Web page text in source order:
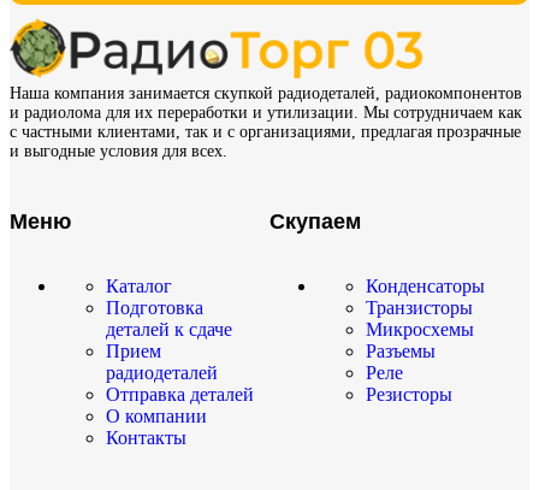
Наша компания занимается скупкой радиодеталей, радиокомпонентов
и радиолома для их переработки и утилизации. Мы сотрудничаем как
с частными клиентами, так и с организациями, предлагая прозрачные
и выгодные условия для всех.
Меню
Каталог
Подготовка
деталей к сдаче
Прием
радиодеталей
Отправка деталей
О компании
Контакты
Скупаем
Конденсаторы
Транзисторы
Микросхемы
Разъемы
Реле
Резисторы